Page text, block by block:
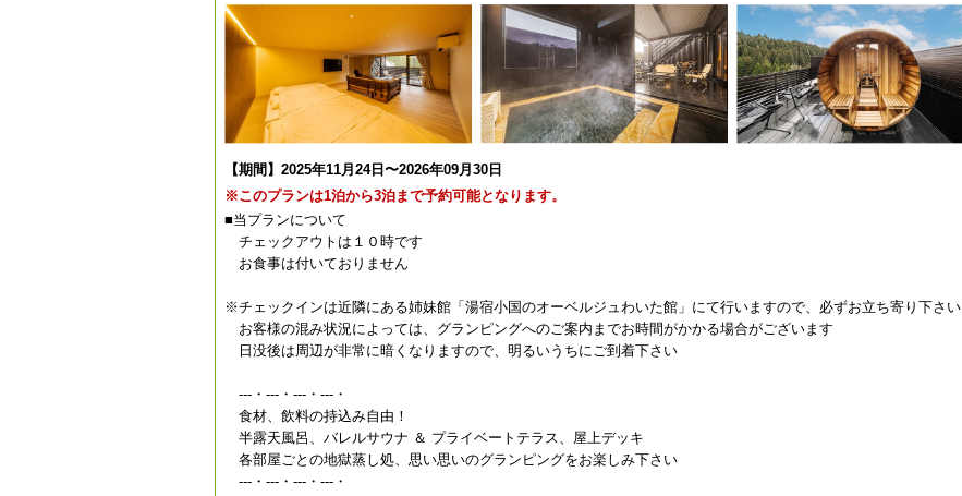
【期間】2025年11月24日〜2026年09月30日
※このプランは1泊から3泊まで予約可能となります。
■当プランについて
チェックアウトは１０時です
お食事は付いておりません
※チェックインは近隣にある姉妹館「湯宿小国のオーベルジュわいた館」にて行いますので、必ずお立ち寄り下さい
お客様の混み状況によっては、グランピングへのご案内までお時間がかかる場合がございます
日没後は周辺が非常に暗くなりますので、明るいうちにご到着下さい
---・---・---・---・
食材、飲料の持込み自由！
半露天風呂、バレルサウナ ＆ プライベートテラス、屋上デッキ
各部屋ごとの地獄蒸し処、思い思いのグランピングをお楽しみ下さい
---・---・---・---・